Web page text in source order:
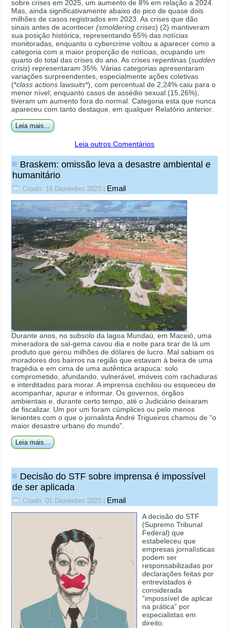
sobre crises em 2025, um aumento de 8% em relação a 2024.
Mas, ainda significativamente abaixo do pico de quase dois
milhões de casos registrados em 2023. As crises que dão
sinais antes de acontecer(smoldering crises) (2) mantiveram
sua posição histórica, representando 65% das notícias
monitoradas, enquanto o cybercrime voltou a aparecer como a
categoria com a maior proporção de notícias, ocupando um
quarto do total das crises do ano. As crises repentinas (sudden
crisis) representaram 35%. Várias categorias apresentaram
variações surpreendentes, especialmente ações coletivas
(*class actions lawsuits*), com percentual de 2,24% caiu para o
menor nível; enquanto casos de assédio sexual (15,26%),
tiveram um aumento fora do normal. Categoria esta que nunca
apareceu com tanto destaque, em qualquer Relatório anterior.
Leia mais...
Leia outros Comentários
Braskem: omissão leva a desastre ambiental e
humanitário
Criado: 16 Dezembro 2023 Email
Durante anos, no subsolo da lagoa Mundaú, em Maceió, uma
mineradora de sal-gema cavou dia e noite para tirar de lá um
produto que gerou milhões de dólares de lucro. Mal sabiam os
moradores dos bairros na região que estavam à beira de uma
tragédia e em cima de uma autêntica arapuca: solo
comprometido, afundando, vulnerável, imóveis com rachaduras
e interditados para morar. A imprensa cochilou ou esqueceu de
acompanhar, apurar e informar. Os governos, órgãos
ambientais e, durante certo tempo, até o Judiciário deixaram
de fiscalizar. Um por um foram cúmplices ou pelo menos
lenientes com o que o jornalista André Trigueiros chamou de “o
maior desastre urbano do mundo”.
Leia mais...
Decisão do STF sobre imprensa é impossível
de ser aplicada
Criado: 01 Dezembro 2023 Email
A decisão do STF
(Supremo Tribunal
Federal) que
estabeleceu que
empresas jornalísticas
podem ser
responsabilizadas por
declarações feitas por
entrevistados é
considerada
“impossível de aplicar
na prática” por
especialistas em
direito.